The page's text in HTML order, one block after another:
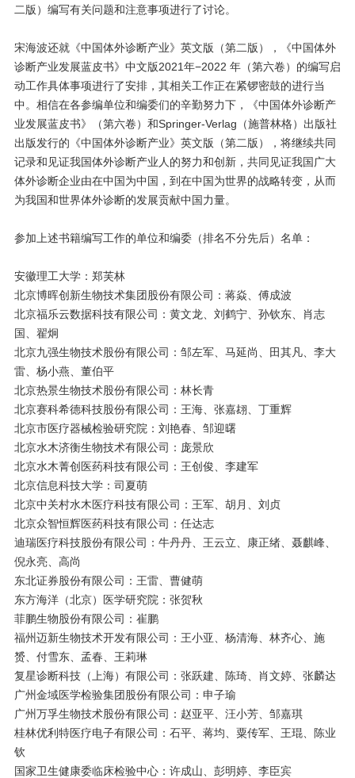
二版）编写有关问题和注意事项进行了讨论。
宋海波还就《中国体外诊断产业》英文版（第二版），《中国体外
诊断产业发展蓝皮书》中文版2021年−2022 年（第六卷）的编写启
动工作具体事项进行了安排，其相关工作正在紧锣密鼓的进行当
中。相信在各参编单位和编委们的辛勤努力下，《中国体外诊断产
业发展蓝皮书》（第六卷）和Springer-Verlag（施普林格）出版社
出版发行的《中国体外诊断产业》英文版（第二版），将继续共同
记录和见证我国体外诊断产业人的努力和创新，共同见证我国广大
体外诊断企业由在中国为中国，到在中国为世界的战略转变，从而
为我国和世界体外诊断的发展贡献中国力量。
参加上述书籍编写工作的单位和编委（排名不分先后）名单：
安徽理工大学：郑芙林
北京博晖创新生物技术集团股份有限公司：蒋焱、傅成波
北京福乐云数据科技有限公司：黄文龙、刘鹤宁、孙钦东、肖志
国、翟炯
北京九强生物技术股份有限公司：邹左军、马延尚、田其凡、李大
雷、杨小燕、董伯平
北京热景生物技术股份有限公司：林长青
北京赛科希德科技股份有限公司：王海、张嘉翃、丁重辉
北京市医疗器械检验研究院：刘艳春、邹迎曙
北京水木济衡生物技术有限公司：庞景欣
北京水木菁创医药科技有限公司：王创俊、李建军
北京信息科技大学：司夏萌
北京中关村水木医疗科技有限公司：王军、胡月、刘贞
北京众智恒辉医药科技有限公司：任达志
迪瑞医疗科技股份有限公司：牛丹丹、王云立、康正绪、聂麒峰、
倪永亮、高尚
东北证券股份有限公司：王雷、曹健萌
东方海洋（北京）医学研究院：张贺秋
菲鹏生物股份有限公司：崔鹏
福州迈新生物技术开发有限公司：王小亚、杨清海、林齐心、施
赟、付雪东、孟春、王莉琳
复星诊断科技（上海）有限公司：张跃建、陈琦、肖文婷、张麟达
广州金域医学检验集团股份有限公司：申子瑜
广州万孚生物技术股份有限公司：赵亚平、汪小芳、邹嘉琪
桂林优利特医疗电子有限公司：石平、蒋均、粟传军、王琨、陈业
钦
国家卫生健康委临床检验中心：许成山、彭明婷、李臣宾